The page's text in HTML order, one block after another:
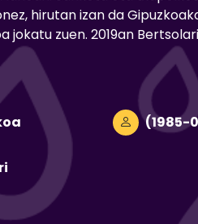
hirutan izan da
jokatu zuen. 2019an
(1985-